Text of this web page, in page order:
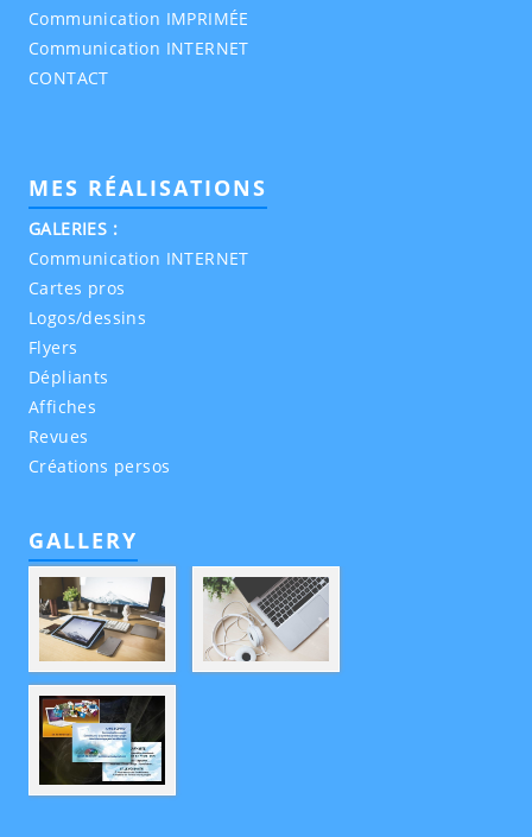
Communication IMPRIMÉE
Communication INTERNET
CONTACT
MES RÉALISATIONS
GALERIES :
Communication INTERNET
Cartes pros
Logos/dessins
Flyers
Dépliants
Affiches
Revues
Créations persos
GALLERY